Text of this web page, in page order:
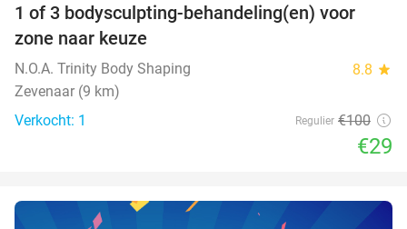
71%
TODAY
1 of 3 bodysculpting-behandeling(en) voor
zone naar keuze
N.O.A. Trinity Body Shaping 8.8 star
Zevenaar (9 km)
Verkocht: 1
Regulier €100
€29